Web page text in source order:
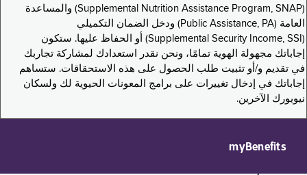
(Supplemental Nutrition Assistance Program, SNAP) والمساعدة
العامة (Public Assistance, PA) ودخل الضمان التكميلي
(Supplemental Security Income, SSI) أو الحفاظ عليها. ستكون
إجاباتك مجهولة الهوية تمامًا، ونحن نقدر استعدادك لمشاركة تجاربك
في تقديم و/أو تثبيت طلب الحصول على هذه الاستحقاقات. ستساهم
إجاباتك في إدخال تغييرات على برامج المعونات الحيوية لك ولسكان
نيويورك الآخرين.
myBenefits